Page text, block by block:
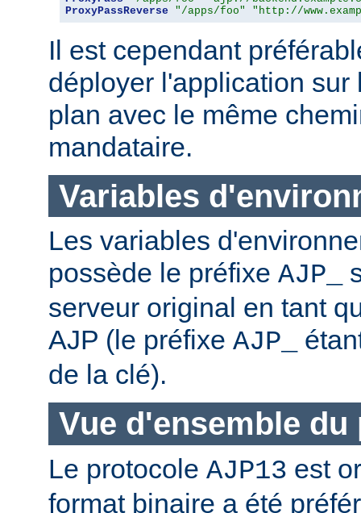
ProxyPassReverse
"/apps/foo" "http://
Il est cependant
déployer l'application sur
plan avec le même
mandataire.
Variables
Les variables
possède le préfixe AJP_
serveur original en tant
AJP (le préfixe AJP_
de la clé).
Vue d'ensemble
Le protocole AJP13 est
format binaire a été